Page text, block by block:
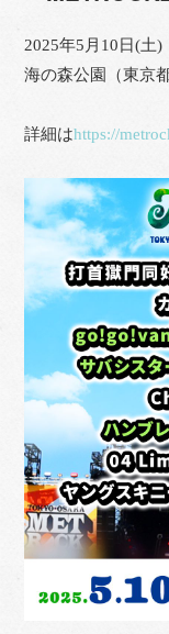
2025年5月10日(土)
海の森公園（東京
詳細はhttps://